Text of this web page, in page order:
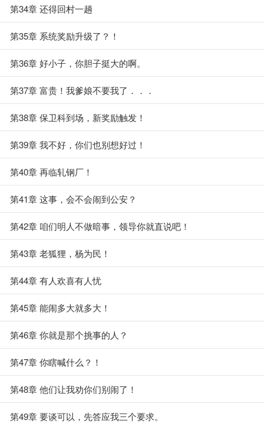
第34章 还得回村一趟
第35章 系统奖励升级了？！
第36章 好小子，你胆子挺大的啊。
第37章 富贵！我爹娘不要我了．．．
第38章 保卫科到场，新奖励触发！
第39章 我不好，你们也别想好过！
第40章 再临轧钢厂！
第41章 这事，会不会闹到公安？
第42章 咱们明人不做暗事，领导你就直说吧！
第43章 老狐狸，杨为民！
第44章 有人欢喜有人忧
第45章 能闹多大就多大！
第46章 你就是那个挑事的人？
第47章 你瞎喊什么？！
第48章 他们让我劝你们别闹了！
第49章 要谈可以，先答应我三个要求。